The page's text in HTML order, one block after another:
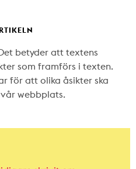
betyder att textens
som framförs i texten.
för att olika åsikter ska
webbplats.